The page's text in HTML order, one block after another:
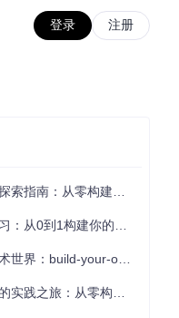
登录 注册
：从零构建技术能力体系
到1构建你的编程知识体系
your-own-x项目的实践探索指南
旅：从零构建你的技术世界